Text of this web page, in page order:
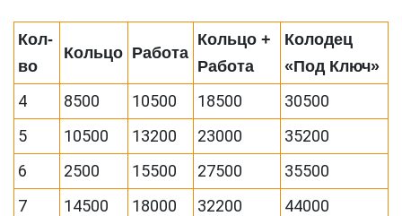
Кол-
во
Кольцо Работа
Кольцо +
Работа
Колодец
«Под Ключ»
4 8500 10500 18500
30500
5
10500 13200 23000
35200
6
2500 15500 27500
35500
7
14500 18000 32200
44000